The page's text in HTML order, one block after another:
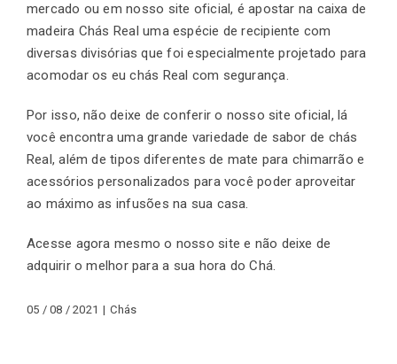
mercado ou em nosso site oficial, é apostar na caixa de
madeira Chás Real uma espécie de recipiente com
diversas divisórias que foi especialmente projetado para
acomodar os eu chás Real com segurança.
Por isso, não deixe de conferir o nosso site oficial, lá
você encontra uma grande variedade de sabor de chás
Real, além de tipos diferentes de mate para chimarrão e
acessórios personalizados para você poder aproveitar
ao máximo as infusões na sua casa.
Acesse agora mesmo o nosso site e não deixe de
adquirir o melhor para a sua hora do Chá.
05 / 08 / 2021 | Chás